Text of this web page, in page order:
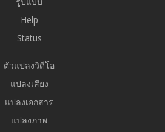
Help
Status
ตัวแปลงวิดีโอ
แปลงเสียง
แปลงเอกสาร
แปลงภาพ